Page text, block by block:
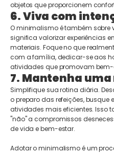
objetos que proporcionem
6. Viva com
O minimalismo é também sobre
significa valorizar experiências
materiais. Foque no que
com a família, dedicar-se aos
atividades que promovam
7. Mantenha
Simplifique sua rotina diária.
o preparo das refeições, busque
atividades mais eficientes. Isso
"não" a compromissos
de vida e bem-estar.
Adotar o minimalismo é um